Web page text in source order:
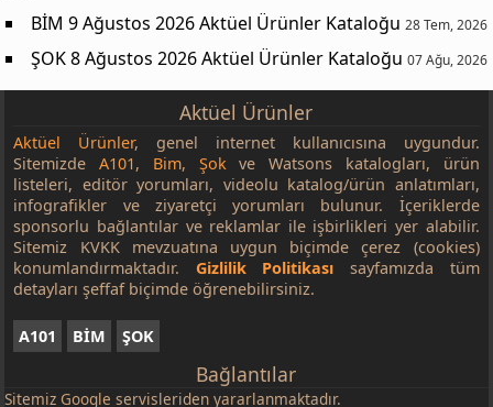
BİM 9 Ağustos 2026 Aktüel Ürünler Kataloğu 28 Tem, 2026
ŞOK 8 Ağustos 2026 Aktüel Ürünler Kataloğu 07 Ağu, 2026
Aktüel Ürünler
Aktüel Ürünler, genel internet kullanıcısına uygundur.
SitemizdeA101, Bim, Şokve Watsons katalogları, ürün
listeleri, editör yorumları, videolu katalog/ürün anlatımları,
infografikler ve ziyaretçi yorumları bulunur. İçeriklerde
sponsorlu bağlantılar ve reklamlar ile işbirlikleri yer alabilir.
Sitemiz KVKK mevzuatına uygun biçimde çerez (cookies)
konumlandırmaktadır. Gizlilik Politikası sayfamızda tüm
detayları şeffaf biçimde öğrenebilirsiniz.
A101 BİM ŞOK
Bağlantılar
Sitemiz Google servisleriden yararlanmaktadır.